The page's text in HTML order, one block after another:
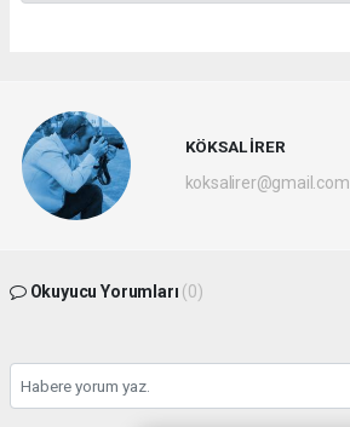
KÖKSAL İRER
koksalirer@gmail.com
Okuyucu Yorumları (0)